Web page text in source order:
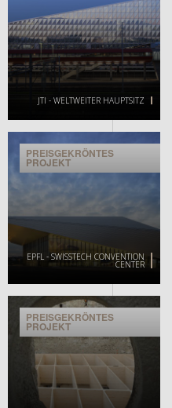
JTI - WELTWEITER HAUPTSITZ
PREISGEKRÖNTES
PROJEKT
EPFL - SWISSTECH CONVENTION
CENTER
PREISGEKRÖNTES
PROJEKT